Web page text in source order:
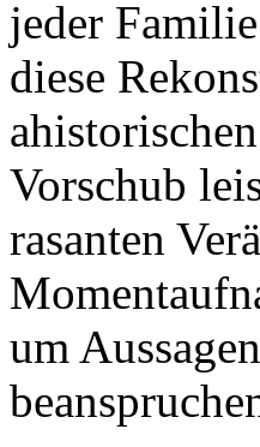
jeder
diese
Vorschub
rasanten
um